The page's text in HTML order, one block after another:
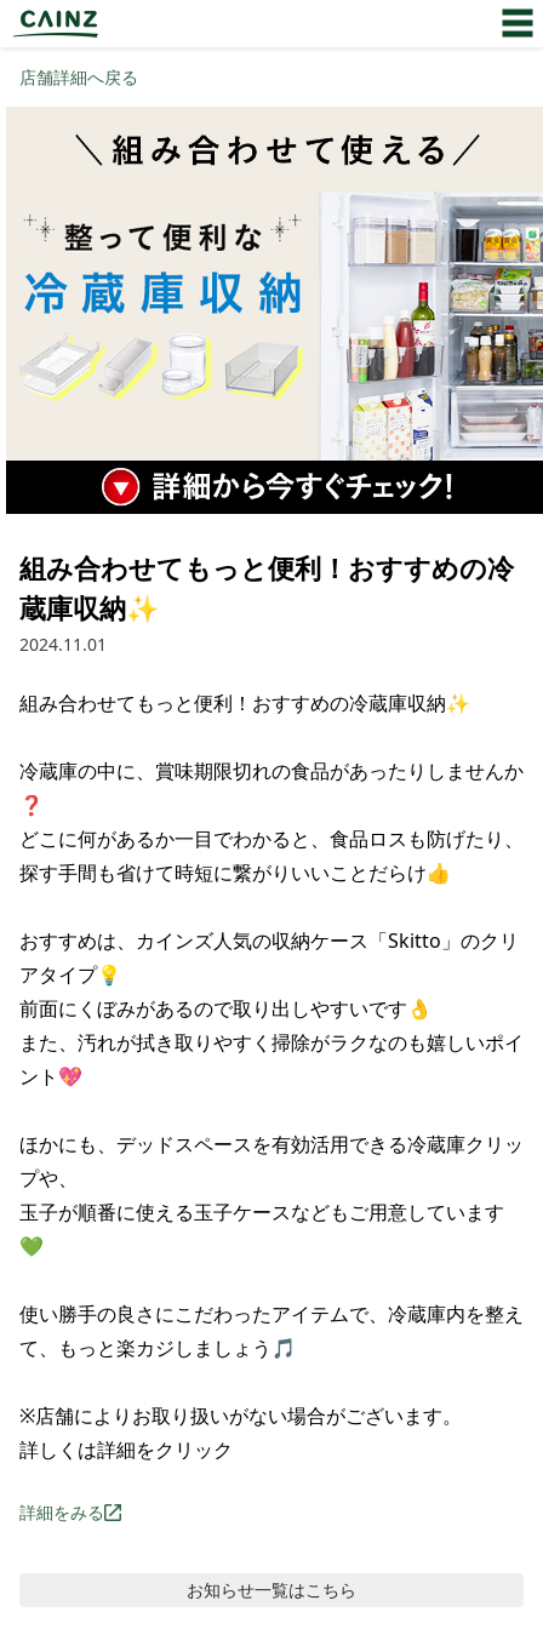
店舗詳細へ戻る
組み合わせてもっと便利！おすすめの冷
蔵庫収納✨
2024.11.01
組み合わせてもっと便利！おすすめの冷蔵庫収納✨
冷蔵庫の中に、賞味期限切れの食品があったりしませんか
❓
どこに何があるか一目でわかると、食品ロスも防げたり、
探す手間も省けて時短に繋がりいいことだらけ👍
おすすめは、カインズ人気の収納ケース「Skitto」のクリ
アタイプ💡
前面にくぼみがあるので取り出しやすいです👌
また、汚れが拭き取りやすく掃除がラクなのも嬉しいポイ
ント💖
ほかにも、デッドスペースを有効活用できる冷蔵庫クリッ
プや、
玉子が順番に使える玉子ケースなどもご用意しています
💚
使い勝手の良さにこだわったアイテムで、冷蔵庫内を整え
て、もっと楽カジしましょう🎵
※店舗によりお取り扱いがない場合がございます。
詳しくは詳細をクリック
詳細をみる
お知らせ一覧はこちら